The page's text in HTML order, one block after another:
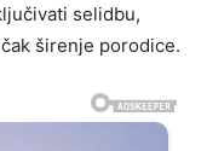
selidbu,
širenje porodice.